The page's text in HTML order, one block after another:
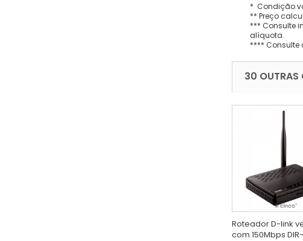
* Condição
** Preço
*** Consulte
alíquota.
****
30 OUTRAS
Roteador D-link
com 150Mbps